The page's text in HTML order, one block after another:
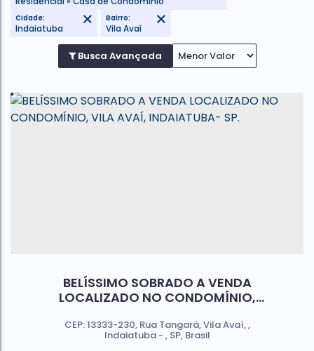
Tipo de Imóvel:
Residencial » Casa de Condomínio
Indaiatuba Vila Avaí
Busca Avançada
BELÍSSIMO SOBRADO A VENDA
LOCALIZADO NO CONDOMÍNIO,
CEP: 13333-230, Rua Tangará,Vila Avaí ,
Indaiatuba , SP, Brasil